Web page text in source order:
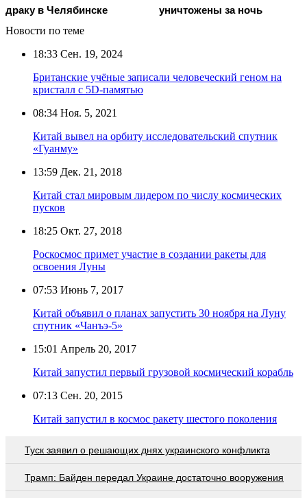
драку в Челябинске
уничтожены за ночь
Новости по теме
18:33 Сен. 19, 2024
Британские учёные записали человеческий геном на
кристалл с 5D-памятью
08:34 Ноя. 5, 2021
Китай вывел на орбиту исследовательский спутник
«Гуанму»
13:59 Дек. 21, 2018
Китай стал мировым лидером по числу космических
пусков
18:25 Окт. 27, 2018
Роскосмос примет участие в создании ракеты для
освоения Луны
07:53 Июнь 7, 2017
Китай объявил о планах запустить 30 ноября на Луну
спутник «Чанъэ-5»
15:01 Апрель 20, 2017
Китай запустил первый грузовой космический корабль
07:13 Сен. 20, 2015
Китай запустил в космос ракету шестого поколения
Туск заявил о решающих днях украинского конфликта
Трамп: Байден передал Украине достаточно вооружения